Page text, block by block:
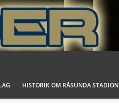
HISTORIK OM RÅSUNDA STADION